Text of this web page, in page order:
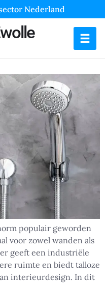
Nederland
populair geworden
voor zowel wanden als
geeft een industriële
ruimte en biedt talloze
interieurdesign. In dit